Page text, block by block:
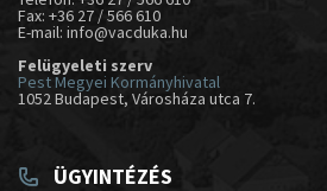
Fax: +36 27 / 566 610
E-mail: info@vacduka.hu
Felügyeleti szerv
Pest Megyei Kormányhivatal
1052 Budapest, Városháza utca 7.
ÜGYINTÉZÉS